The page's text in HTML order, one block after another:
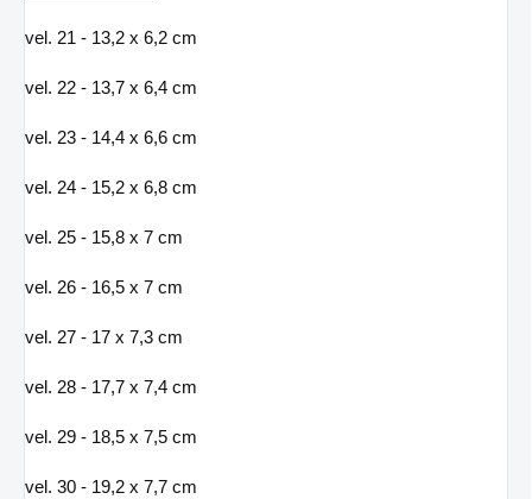
vel. 21 - 13,2 x 6,2 cm
vel. 22 - 13,7 x 6,4 cm
vel. 23 - 14,4 x 6,6 cm
vel. 24 - 15,2 x 6,8 cm
vel. 25 - 15,8 x 7 cm
vel. 26 - 16,5 x 7 cm
vel. 27 - 17 x 7,3 cm
vel. 28 - 17,7 x 7,4 cm
vel. 29 - 18,5 x 7,5 cm
vel. 30 - 19,2 x 7,7 cm